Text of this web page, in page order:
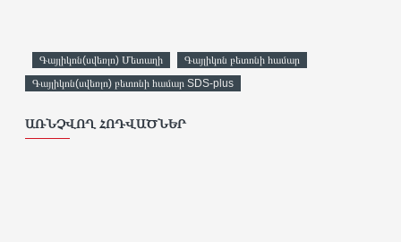
Գայլիկոն(սվեռլո) Մետաղի
Գայլիկոն բետոնի համար
Գայլիկոն(սվեռլո) բետոնի համար SDS-plus
ԱՌՆՉՎՈՂ ՀՈԴՎԱԾՆԵՐ